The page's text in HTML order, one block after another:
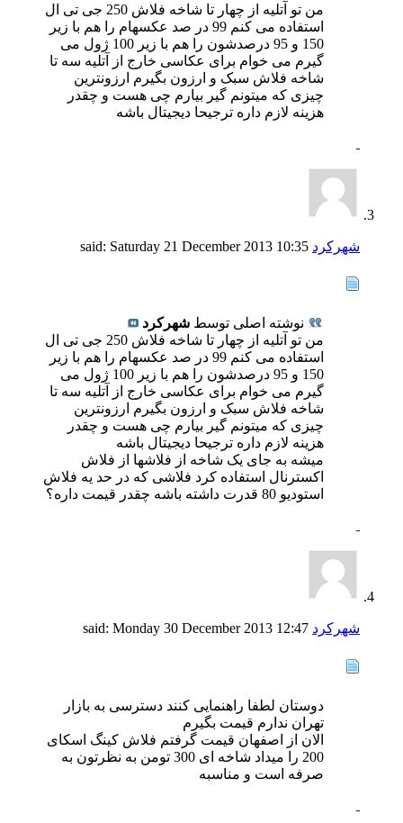
من تو آتلیه از چهار تا شاخه فلاش 250 جی تی ال
استفاده می کنم 99 در صد عکسهام را هم با زیر
150 و 95 درصدشون را هم با زیر 100 ژول می
گیرم می خوام برای عکاسی خارج از آتلیه سه تا
شاخه فلاش سبک و ارزون بگیرم ارزونترین
چیزی که میتونم گیر بیارم چی هست و چقدر
هزینه لازم داره ترجیحا دیجیتال باشه
شهرکرد Saturday 21 December 2013 10:35
نوشته اصلی توسط شهرکرد
من تو آتلیه از چهار تا شاخه فلاش 250 جی تی ال
استفاده می کنم 99 در صد عکسهام را هم با زیر
150 و 95 درصدشون را هم با زیر 100 ژول می
گیرم می خوام برای عکاسی خارج از آتلیه سه تا
شاخه فلاش سبک و ارزون بگیرم ارزونترین
چیزی که میتونم گیر بیارم چی هست و چقدر
هزینه لازم داره ترجیحا دیجیتال باشه
میشه به جای یک شاخه از فلاشها از فلاش
اکسترنال استفاده کرد فلاشی که در حد یه فلاش
استودیو 80 قدرت داشته باشه چقدر قیمت داره؟
شهرکرد Monday 30 December 2013 12:47
دوستان لطفا راهنمایی کنند دسترسی به بازار
تهران ندارم قیمت بگیرم
الان از اصفهان قیمت گرفتم فلاش کینگ اسکای
200 را میداد شاخه ای 300 تومن به نظرتون به
صرفه است و مناسبه